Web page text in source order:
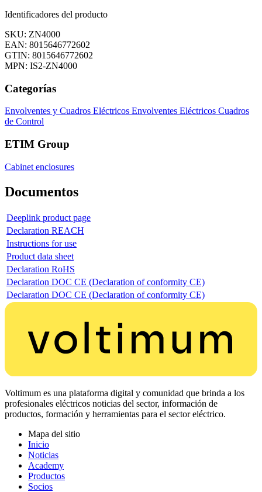
Identificadores del producto
SKU: ZN4000
EAN: 8015646772602
GTIN: 8015646772602
MPN: IS2-ZN4000
Categorías
Envolventes y Cuadros Eléctricos Envolventes Eléctricos Cuadros
de Control
ETIM Group
Cabinet enclosures
Documentos
Deeplink product page
Declaration REACH
Instructions for use
Product data sheet
Declaration RoHS
Declaration DOC CE (Declaration of conformity CE)
Declaration DOC CE (Declaration of conformity CE)
Voltimum es una plataforma digital y comunidad que brinda a los
profesionales eléctricos noticias del sector, información de
productos, formación y herramientas para el sector eléctrico.
Mapa del sitio
Inicio
Noticias
Academy
Productos
Socios